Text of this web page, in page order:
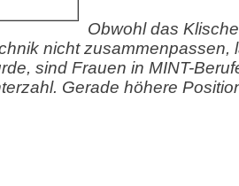
Obwohl das
nicht zusammenpassen,
sind Frauen in MINT-
Gerade höhere